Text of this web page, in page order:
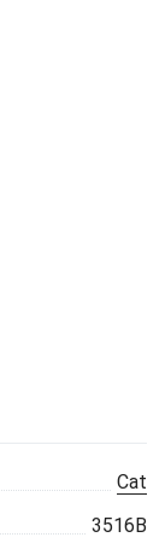
Cat
3516B